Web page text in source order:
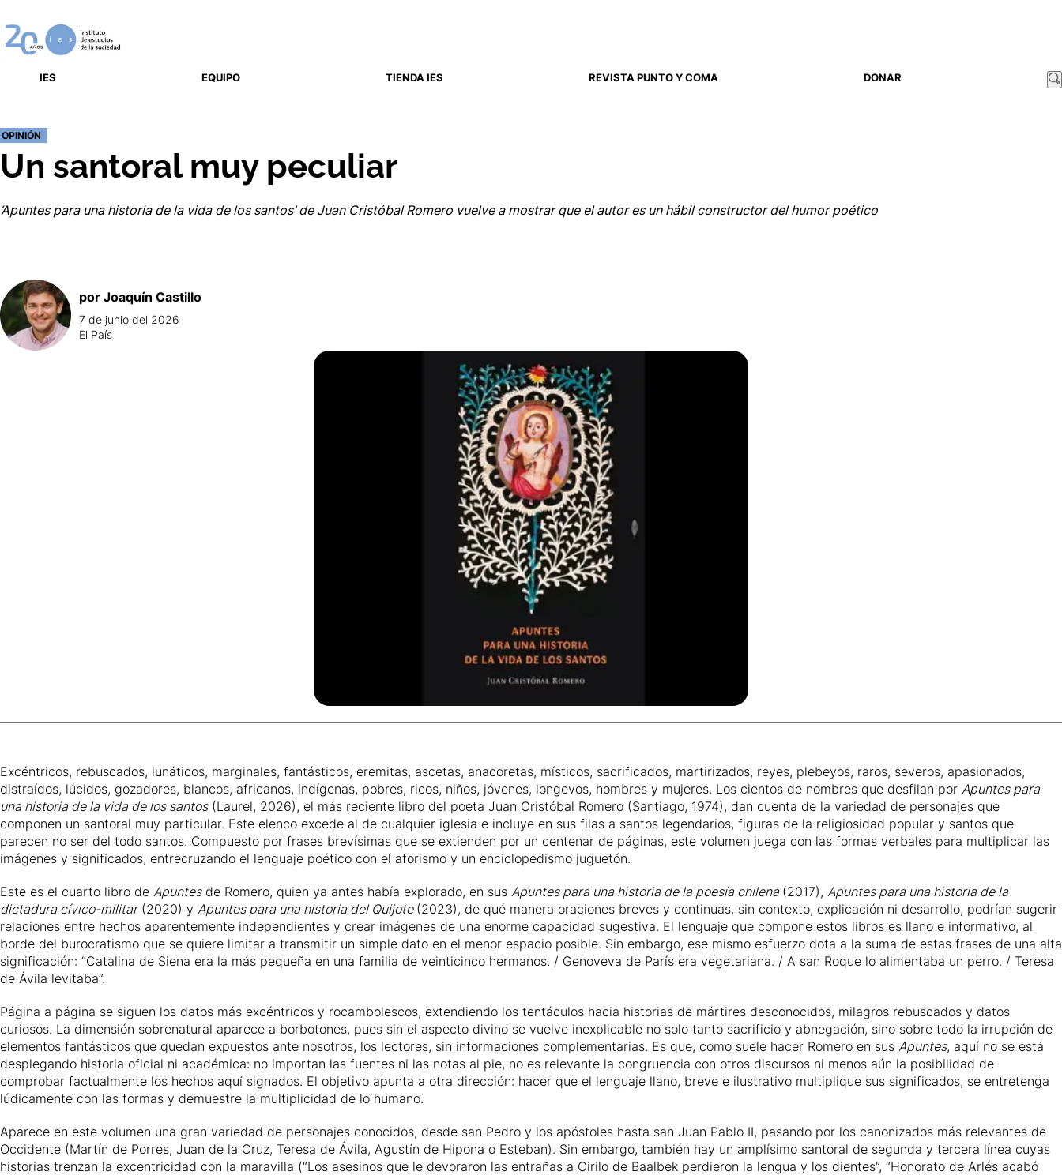
IES EQUIPO TIENDA IES REVISTA PUNTO Y COMA DONAR
OPINIÓN
Un santoral muy peculiar
‘Apuntes para una historia de la vida de los santos’ de Juan Cristóbal Romero vuelve a mostrar que el autor es un hábil constructor del humor poético
por Joaquín Castillo
7 de junio del 2026
El País
Excéntricos, rebuscados, lunáticos, marginales, fantásticos, eremitas, ascetas, anacoretas, místicos, sacrificados, martirizados, reyes, plebeyos, raros, severos, apasionados,
distraídos, lúcidos, gozadores, blancos, africanos, indígenas, pobres, ricos, niños, jóvenes, longevos, hombres y mujeres. Los cientos de nombres que desfilan por Apuntes para
una historia de la vida de los santos(Laurel, 2026), el más reciente libro del poeta Juan Cristóbal Romero (Santiago, 1974), dan cuenta de la variedad de personajes que
componen un santoral muy particular. Este elenco excede al de cualquier iglesia e incluye en sus filas a santos legendarios, figuras de la religiosidad popular y santos que
parecen no ser del todo santos. Compuesto por frases brevísimas que se extienden por un centenar de páginas, este volumen juega con las formas verbales para multiplicar las
imágenes y significados, entrecruzando el lenguaje poético con el aforismo y un enciclopedismo juguetón.
Este es el cuarto libro de Apuntesde Romero, quien ya antes había explorado, en sus Apuntes para una historia de la poesía chilena (2017), Apuntes para una historia de la
dictadura cívico-militar(2020) y Apuntes para una historia del Quijote (2023), de qué manera oraciones breves y continuas, sin contexto, explicación ni desarrollo, podrían sugerir
relaciones entre hechos aparentemente independientes y crear imágenes de una enorme capacidad sugestiva. El lenguaje que compone estos libros es llano e informativo, al
borde del burocratismo que se quiere limitar a transmitir un simple dato en el menor espacio posible. Sin embargo, ese mismo esfuerzo dota a la suma de estas frases de una alta
significación: “Catalina de Siena era la más pequeña en una familia de veinticinco hermanos. / Genoveva de París era vegetariana. / A san Roque lo alimentaba un perro. / Teresa
de Ávila levitaba”.
Página a página se siguen los datos más excéntricos y rocambolescos, extendiendo los tentáculos hacia historias de mártires desconocidos, milagros rebuscados y datos
curiosos. La dimensión sobrenatural aparece a borbotones, pues sin el aspecto divino se vuelve inexplicable no solo tanto sacrificio y abnegación, sino sobre todo la irrupción de
elementos fantásticos que quedan expuestos ante nosotros, los lectores, sin informaciones complementarias. Es que, como suele hacer Romero en sus Apuntes, aquí no se está
desplegando historia oficial ni académica: no importan las fuentes ni las notas al pie, no es relevante la congruencia con otros discursos ni menos aún la posibilidad de
comprobar factualmente los hechos aquí signados. El objetivo apunta a otra dirección: hacer que el lenguaje llano, breve e ilustrativo multiplique sus significados, se entretenga
lúdicamente con las formas y demuestre la multiplicidad de lo humano.
Aparece en este volumen una gran variedad de personajes conocidos, desde san Pedro y los apóstoles hasta san Juan Pablo II, pasando por los canonizados más relevantes de
Occidente (Martín de Porres, Juan de la Cruz, Teresa de Ávila, Agustín de Hipona o Esteban). Sin embargo, también hay un amplísimo santoral de segunda y tercera línea cuyas
historias trenzan la excentricidad con la maravilla (“Los asesinos que le devoraron las entrañas a Cirilo de Baalbek perdieron la lengua y los dientes”, “Honorato de Arlés acabó